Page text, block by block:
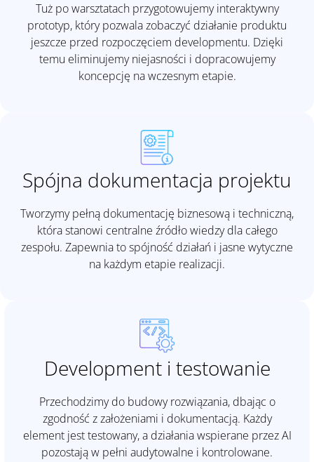
Tuż po warsztatach przygotowujemy interaktywny
prototyp, który pozwala zobaczyć działanie produktu
jeszcze przed rozpoczęciem developmentu. Dzięki
temu eliminujemy niejasności i dopracowujemy
koncepcję na wczesnym etapie.
Spójna dokumentacja projektu
Tworzymy pełną dokumentację biznesową i techniczną,
która stanowi centralne źródło wiedzy dla całego
zespołu. Zapewnia to spójność działań i jasne wytyczne
na każdym etapie realizacji.
Development i testowanie
Przechodzimy do budowy rozwiązania, dbając o
zgodność z założeniami i dokumentacją. Każdy
element jest testowany, a działania wspierane przez AI
pozostają w pełni audytowalne i kontrolowane.